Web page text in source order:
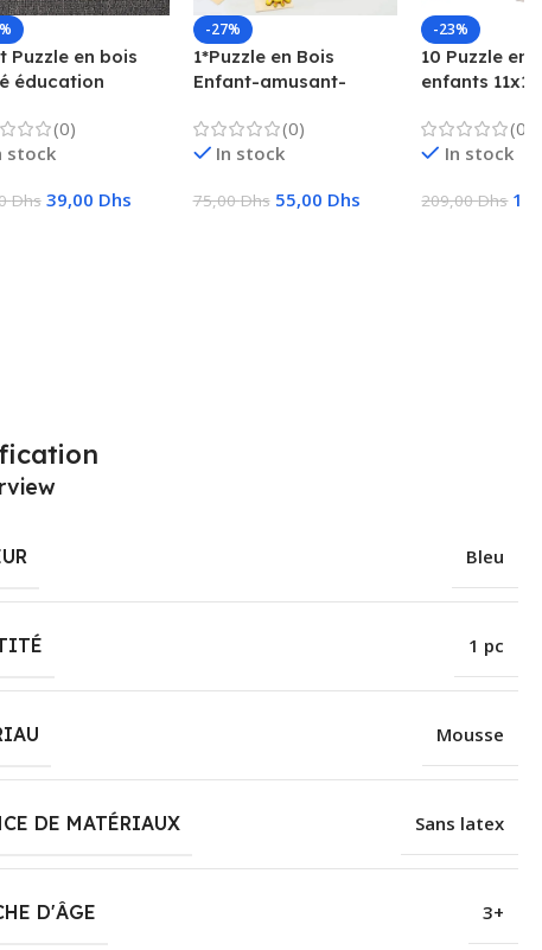
Puzzle en bois
éducation
pensée
carré jouet
(0)
stock
Dhs 39,00 Dhs
-27%
1*Puzzle en Bois
Enfant-amusant-
(0)
In stock
75,00Dhs 55,00 Dhs
-23%
10 Puzzle en
enfants
cadeaux (0)
In stock
209,00Dhs
Bleu
1 pc
Mousse
DE MATÉRIAUX Sans latex
D'ÂGE 3+